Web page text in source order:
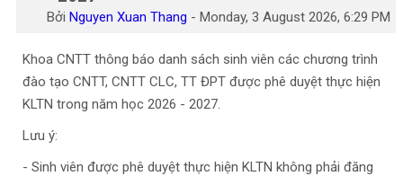
Bởi Nguyen Xuan Thang - Monday, 3 August 2026, 6:29 PM
Khoa CNTT thông báo danh sách sinh viên các chương trình
đào tạo CNTT, CNTT CLC, TT ĐPT được phê duyệt thực hiện
KLTN trong năm học 2026 - 2027.
Lưu ý:
- Sinh viên được phê duyệt thực hiện KLTN không phải đăng